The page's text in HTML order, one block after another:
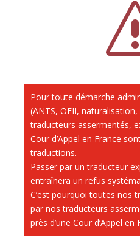
Pour toute démarche
(ANTS, OFII,
traducteurs assermentés,
Cour d’Appel en France
traductions.
Passer par un traducteur
entraînera un refus
C’est pourquoi toutes nos
par nos traducteurs
près d’une Cour d’Appel en